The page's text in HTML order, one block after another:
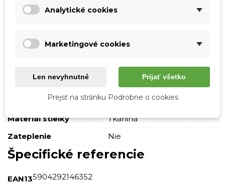
Podrobnosti o produkte
Tabuľka vlastností
Viacfarebná
Typ podpätku
Bez podpätku
Vonkajší materiál
Tkanina
Materiál stielky
Tkanina
Zateplenie
Nie
Špecifické referencie
EAN135904292146352
Analytické cookies
Marketingové cookies
Len nevyhnutné Prijať všetko
Prejsť na stránku Podrobne o cookies